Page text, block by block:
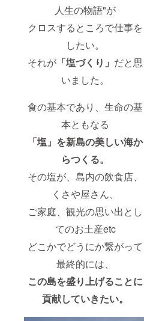
人生の物語"が
クロスするところで仕事を
したい。
それが 「塩づくり」 だと思
いました。
食の基本であり、生命の基
本ともなる
「塩」を新島の美しい海か
らつくる。
その塩が、島内の飲食店、
くさや屋さん、
ご家庭、観光の思い出とし
てのお土産etc
どこかでどうにか繋がって
最終的には、
この島を盛り上げることに
貢献していきたい。